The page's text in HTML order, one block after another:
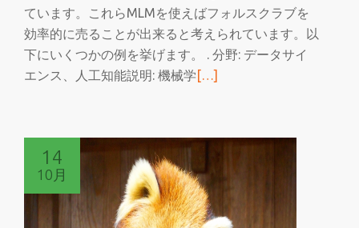
ています。これらMLMを使えばフォルスクラブを
効率的に売ることが出来ると考えられています。以
下にいくつかの例を挙げます。 . 分野: データサイ
エンス、人工知能説明: 機械学続
読
MLM
を
使
[…]
14
10月